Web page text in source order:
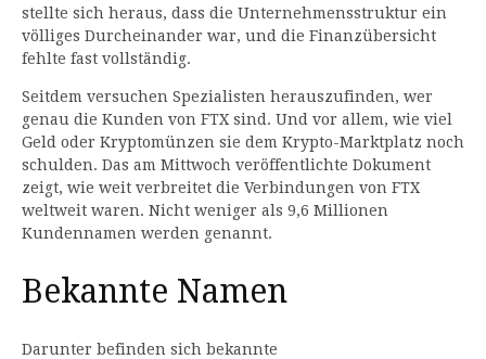
stellte sich heraus, dass die Unternehmensstruktur ein
völliges Durcheinander war, und die Finanzübersicht
fehlte fast vollständig.
Seitdem versuchen Spezialisten herauszufinden, wer
genau die Kunden von FTX sind. Und vor allem, wie viel
Geld oder Kryptomünzen sie dem Krypto-Marktplatz noch
schulden. Das am Mittwoch veröffentlichte Dokument
zeigt, wie weit verbreitet die Verbindungen von FTX
weltweit waren. Nicht weniger als 9,6 Millionen
Kundennamen werden genannt.
Bekannte Namen
Darunter befinden sich bekannte